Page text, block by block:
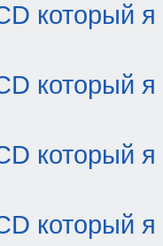
который я
который я
который я
который я